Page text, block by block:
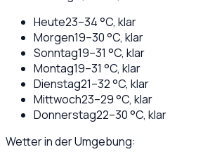
Heute23–34°C, klar
Morgen19–30°C, klar
Sonntag19–31 °C, klar
Montag19–31 °C, klar
Dienstag21–32°C, klar
Mittwoch23–29°C, klar
Donnerstag22–30°C, klar
Wetter in der Umgebung: